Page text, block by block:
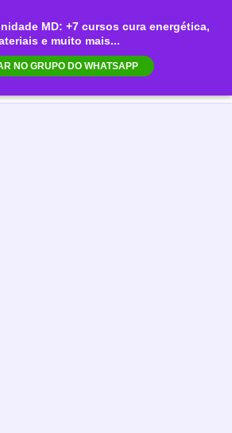
MD: +7 cursos cura energética,
e muito mais...
NO GRUPO DO WHATSAPP